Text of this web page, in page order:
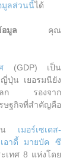
มูลส่วนนี้ได้
อมูล คุณ
(GDP) เป็น
ปุ่น เยอรมนียัง
งโลก รองจาก
ษฐกิจที่สำคัญคือ
ช่น เมอร์เซเดส-
เอาดี้ มายบัค
ซี
เทศ 8 แห่งโดย